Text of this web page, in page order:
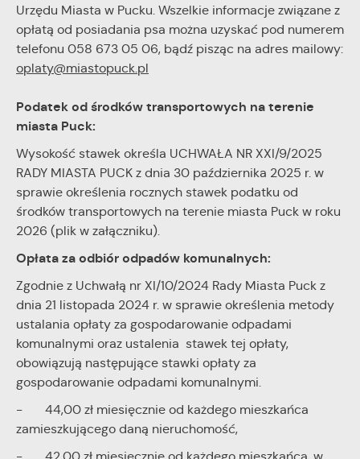
Urzędu Miasta w Pucku. Wszelkie informacje związane z
opłatą od posiadania psa można uzyskać pod numerem
telefonu 058 673 05 06, bądź pisząc na adres mailowy:
oplaty@miastopuck.pl
Podatek od środków transportowych na terenie
miasta Puck:
Wysokość stawek określa UCHWAŁA NR XXI/9/2025
RADY MIASTA PUCK z dnia 30 października 2025 r. w
sprawie określenia rocznych stawek podatku od
środków transportowych na terenie miasta Puck w roku
2026 (plik w załączniku).
Opłata za odbiór odpadów komunalnych:
Zgodnie z Uchwałą nr XI/10/2024 Rady Miasta Puck z
dnia 21 listopada 2024 r. w sprawie określenia metody
ustalania opłaty za gospodarowanie odpadami
komunalnymi oraz ustalenia stawek tej opłaty,
obowiązują następujące stawki opłaty za
gospodarowanie odpadami komunalnymi.
- 44,00 zł miesięcznie od każdego mieszkańca
zamieszkującego daną nieruchomość,